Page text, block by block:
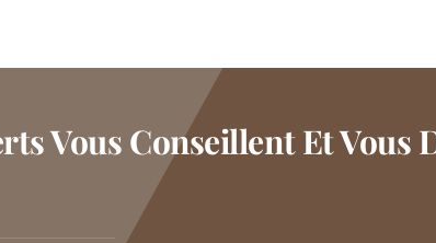
Vous Conseillent Et Vous